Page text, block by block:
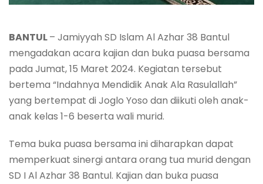
BANTUL– Jamiyyah SD Islam Al Azhar 38 Bantul
mengadakan acara kajian dan buka puasa bersama
pada Jumat, 15 Maret 2024. Kegiatan tersebut
bertema “Indahnya Mendidik Anak Ala Rasulallah”
yang bertempat di Joglo Yoso dan diikuti oleh anak-
anak kelas 1-6 beserta wali murid.
Tema buka puasa bersama ini diharapkan dapat
memperkuat sinergi antara orang tua murid dengan
SD I Al Azhar 38 Bantul. Kajian dan buka puasa